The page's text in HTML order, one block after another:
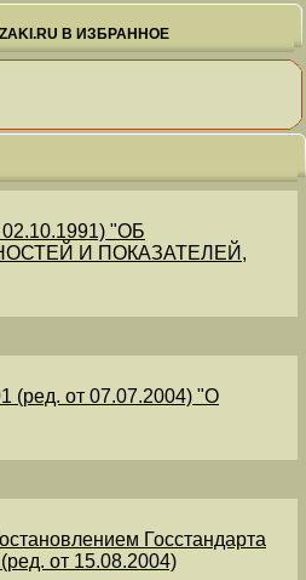
В ИЗБРАННОЕ
"ОБ
И ПОКАЗАТЕЛЕЙ,
от 07.07.2004) "О
Госстандарта
от 15.08.2004)